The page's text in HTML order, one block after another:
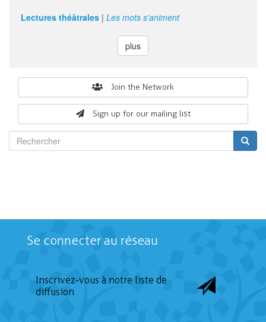
Lectures théâtrales | Les mots s'animent
plus
Join the Network
Sign up for our mailing list
form
Se connecter au réseau
Inscrivez-vous à notre liste de
diffusion